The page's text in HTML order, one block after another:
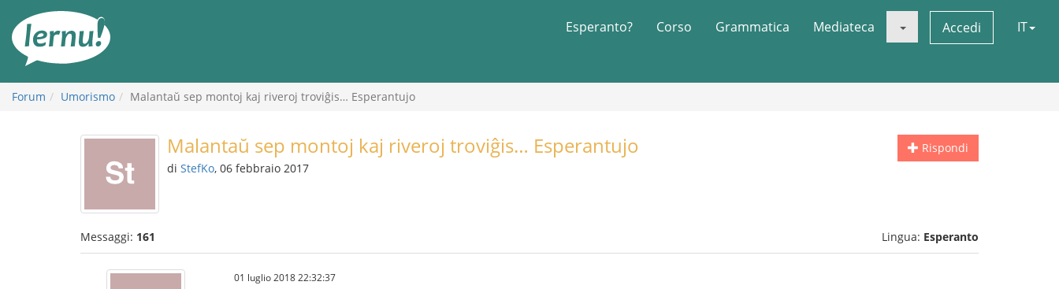
all’indice
Esperanto? Corso Grammatica Mediateca Accedi IT
Forum Umorismo Malantaŭ sep montoj kaj riveroj troviĝis… Esperantujo
Rispondi
Malantaŭ sep montoj kaj riveroj troviĝis… Esperantujo
di StefKo, 06 febbraio 2017
Messaggi: 161 Lingua: Esperanto
01 luglio 2018 22:32:37